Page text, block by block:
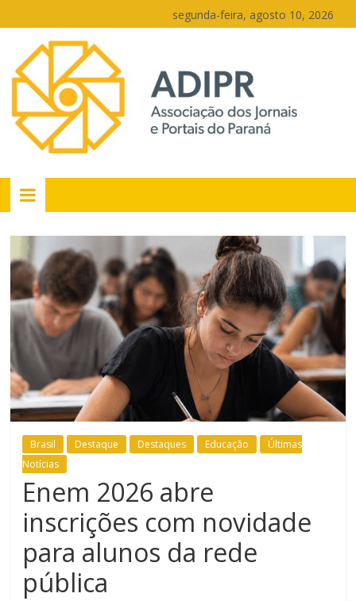
para
conteúdo
segunda-feira, agosto 10, 2026
PR
Portais
Portal
de
notícias
do
Paraná
Brasil Destaque Destaques Educação
Últimas
Notícias
Enem 2026 abre
inscrições com novidade
para alunos da rede
pública